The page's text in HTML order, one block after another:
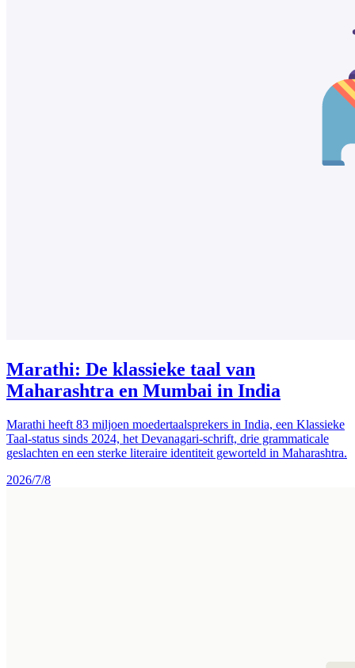
Marathi: De klassieke taal van
Maharashtra en Mumbai in India
Marathi heeft 83 miljoen moedertaalsprekers in India, een Klassieke
Taal-status sinds 2024, het Devanagari-schrift, drie grammaticale
geslachten en een sterke literaire identiteit geworteld in Maharashtra.
2026/7/8